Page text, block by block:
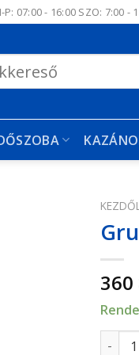
P: 07:00 - 16:00 SZO: 7:00 -
360